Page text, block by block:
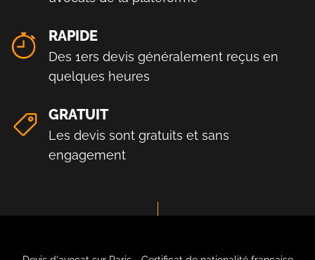
RAPIDE
Des 1ers devis généralement reçus en
quelques heures
GRATUIT
Les devis sont gratuits et sans
engagement